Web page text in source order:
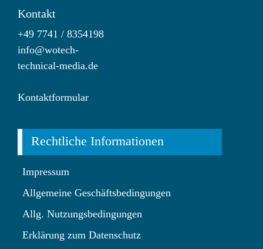
Kontakt
+49 7741 / 8354198
info@wotech-
technical-media.de
Kontaktformular
Rechtliche Informationen
Impressum
Allgemeine Geschäftsbedingungen
Allg. Nutzungsbedingungen
Erklärung zum Datenschutz